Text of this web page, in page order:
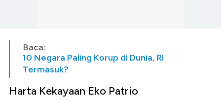
Baca:
10 Negara Paling Korup di Dunia, RI
Termasuk?
Harta Kekayaan Eko Patrio